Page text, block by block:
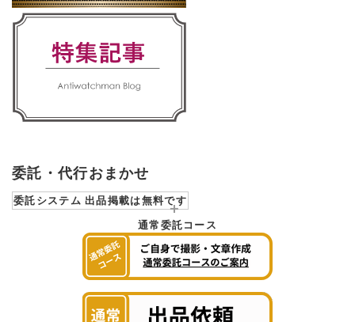
委託・代行おまかせ
委託システム 出品掲載は無料です
通常委託コース